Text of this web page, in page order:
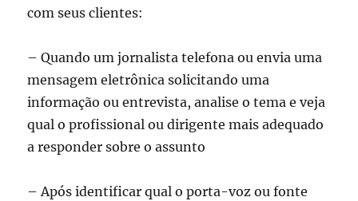
com seus clientes:
– Quando um jornalista telefona ou envia uma
mensagem eletrônica solicitando uma
informação ou entrevista, analise o tema e veja
qual o profissional ou dirigente mais adequado
a responder sobre o assunto
– Após identificar qual o porta-voz ou fonte